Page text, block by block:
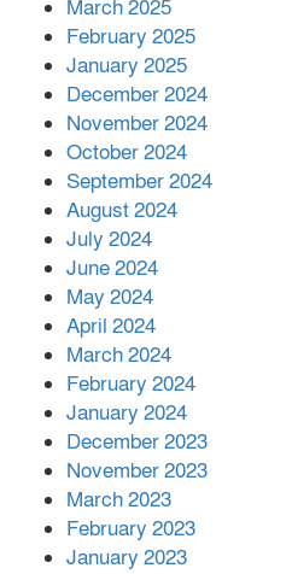
সহায়তা
March 2025
February 2025
January 2025
December 2024
November 2024
October 2024
September 2024
August 2024
July 2024
June 2024
May 2024
April 2024
March 2024
February 2024
January 2024
December 2023
November 2023
March 2023
February 2023
January 2023